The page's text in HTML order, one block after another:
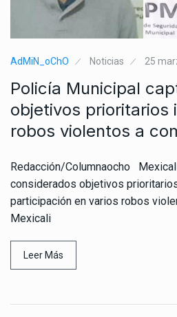
AdMiN_oChO Noticias 25
Policía Municipal
objetivos prioritarios
robos violentos a
Redacción/Columnaocho
considerados objetivos
participación en varios robos
Mexicali
Leer Más